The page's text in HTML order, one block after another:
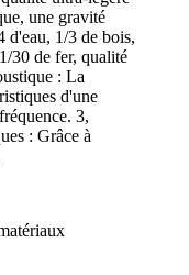
une gravité
d'eau, 1/3 de bois,
30 de fer, qualité
: La
d'une
3,
: Grâce à